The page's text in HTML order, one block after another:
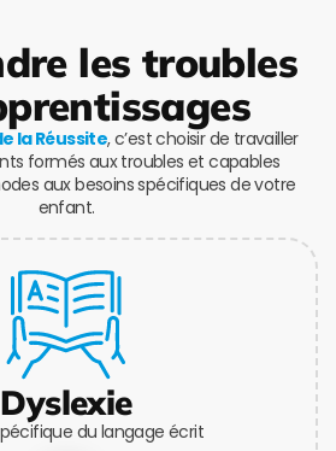
les troubles
la Réussite, c’est choisir de travailler
formés aux troubles et capables
aux besoins spécifiques de votre
enfant.
Dyslexie
du langage écrit